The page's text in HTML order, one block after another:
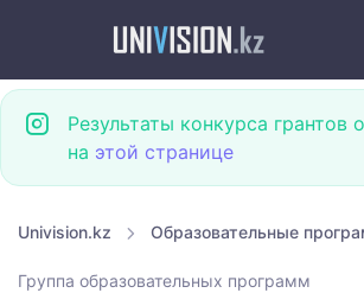
Результаты конкурса грантов
на этой странице
Univision.kz Образовательные
Группа образовательных программ